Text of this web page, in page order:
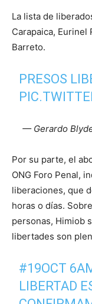
La lista de
Carapaica, Eurinel
Barreto.
PRESOS
— Gerardo
Por su parte, el
ONG Foro Penal,
liberaciones, que
horas o días.
personas, Himiob
libertades son
#19OCT
LIBERTAD